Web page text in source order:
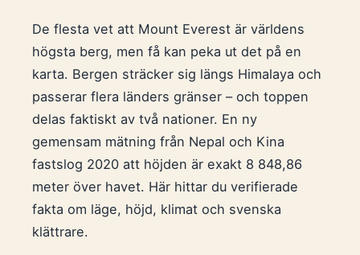
De flesta vet att Mount Everest är världens
högsta berg, men få kan peka ut det på en
karta. Bergen sträcker sig längs Himalaya och
passerar flera länders gränser – och toppen
delas faktiskt av två nationer. En ny
gemensam mätning från Nepal och Kina
fastslog 2020 att höjden är exakt 8 848,86
meter över havet. Här hittar du verifierade
fakta om läge, höjd, klimat och svenska
klättrare.